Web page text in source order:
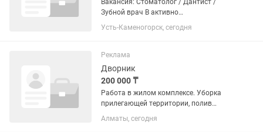
Вакансия: Стоматолог / Дантист /
Зубной врач В активно
развивающийся районный центр
Акмол (30 км от Астаны) требуется
Население района — около 13 000
человек, район...
Усть-Каменогорск, сегодня
Реклама
Дворник
200 000 ₸
Работа в жилом комплексе. Уборка
прилегающей территории, полив
зеленых насаждений. Уборка паркинга
Алматы, сегодня